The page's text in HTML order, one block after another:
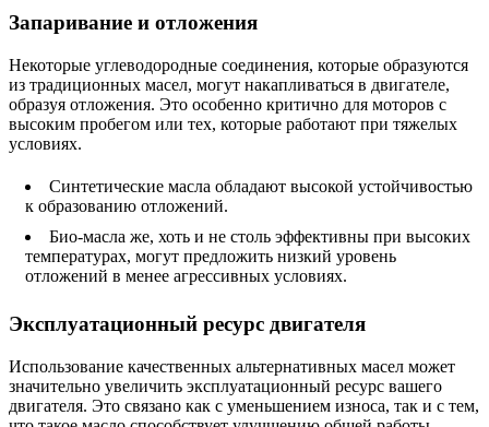
Запаривание и отложения
Некоторые углеводородные соединения, которые образуются
из традиционных масел, могут накапливаться в двигателе,
образуя отложения. Это особенно критично для моторов с
высоким пробегом или тех, которые работают при тяжелых
условиях.
Синтетические масла обладают высокой устойчивостью
к образованию отложений.
Био-масла же, хоть и не столь эффективны при высоких
температурах, могут предложить низкий уровень
отложений в менее агрессивных условиях.
Эксплуатационный ресурс двигателя
Использование качественных альтернативных масел может
значительно увеличить эксплуатационный ресурс вашего
двигателя. Это связано как с уменьшением износа, так и с тем,